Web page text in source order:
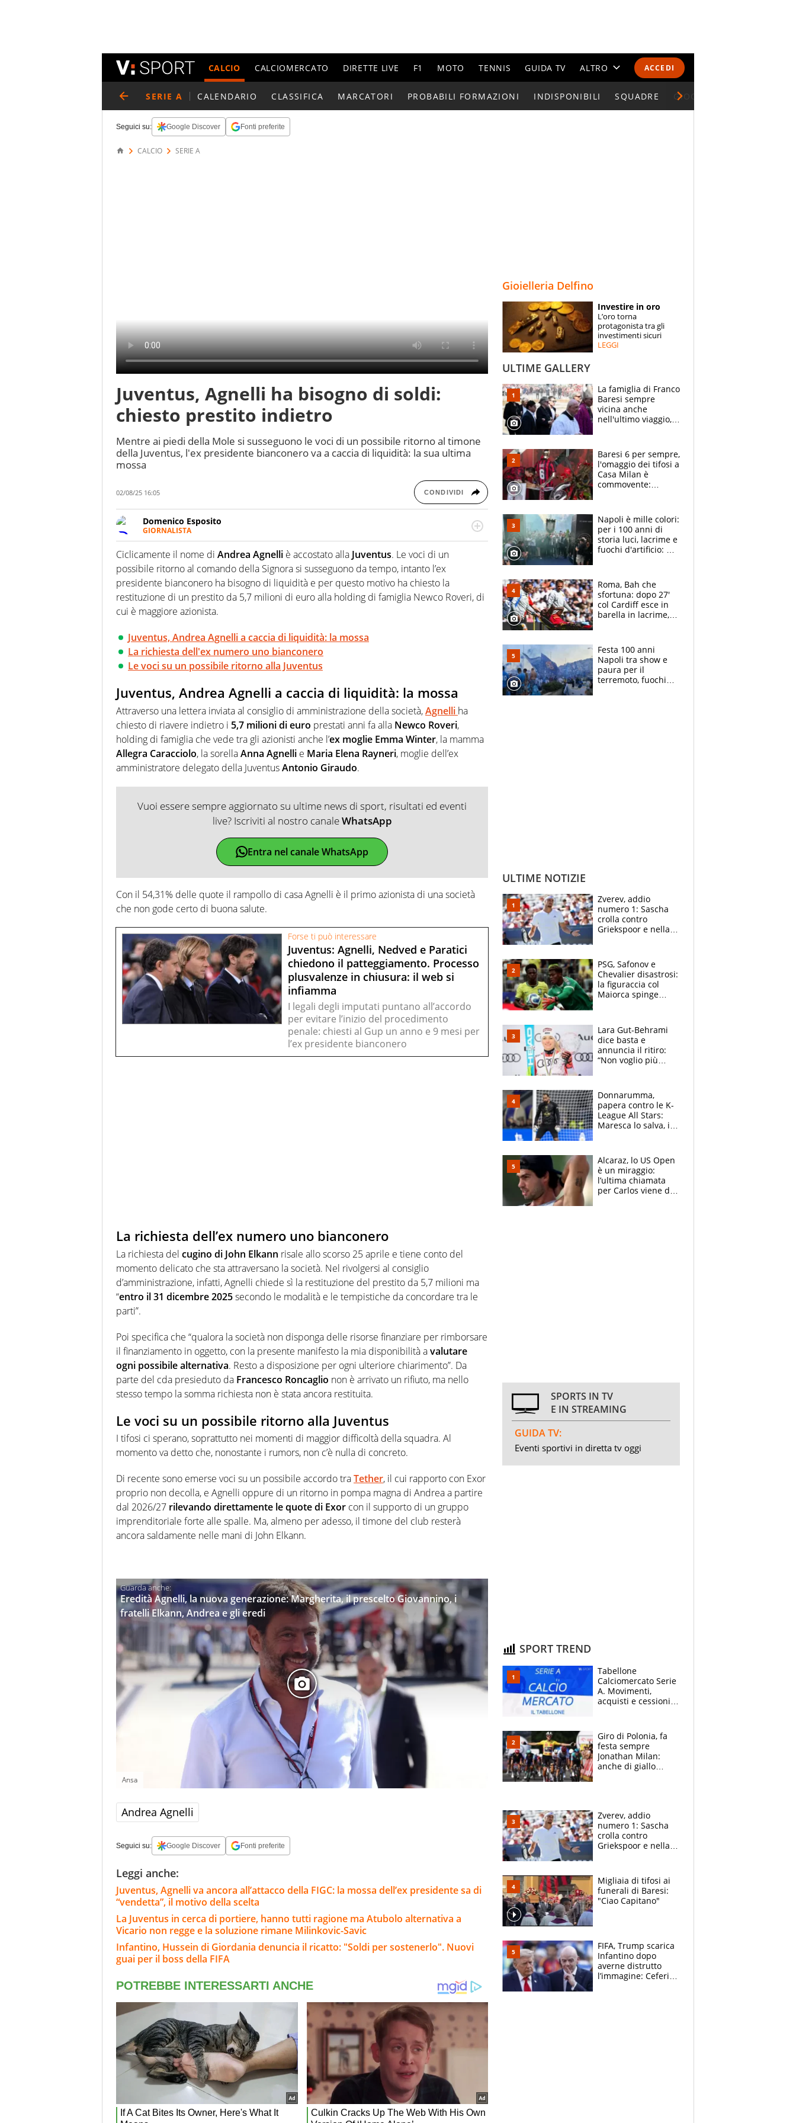
ACCEDI
CALCIO CALCIOMERCATO DIRETTE LIVE F1 MOTO TENNIS GUIDA TV ALTRO
CALENDARI E CLASSIFICHE
ESPERTI
CONTATTI
SERIE A CALENDARIO CLASSIFICA MARCATORI PROBABILI FORMAZIONI INDISPONIBILI SQUADRE GIOCATORI SERIE A
Seguici su: Google Discover Fonti preferite
CALCIO SERIE A
Juventus, Agnelli ha bisogno di soldi:
chiesto prestito indietro
Mentre ai piedi della Mole si susseguono le voci di un possibile ritorno al timone
della Juventus, l'ex presidente bianconero va a caccia di liquidità: la sua ultima
mossa
02/08/25 16:05 CONDIVIDI
Domenico Esposito
GIORNALISTA
Da vent’anni in campo e sul campo per vivere ogni evento in tutte le sue sfaccettature.
Passione smisurata per il calcio e per la sfera di cuoio. Il pallone è una cosa serissima,
guai a dirgli di no
Ciclicamente il nome di Andrea Agnelli è accostato alla Juventus. Le voci di un
possibile ritorno al comando della Signora si susseguono da tempo, intanto l’ex
presidente bianconero ha bisogno di liquidità e per questo motivo ha chiesto la
restituzione di un prestito da 5,7 milioni di euro alla holding di famiglia Newco Roveri, di
cui è maggiore azionista.
Juventus, Andrea Agnelli a caccia di liquidità: la mossa
La richiesta dell'ex numero uno bianconero
Le voci su un possibile ritorno alla Juventus
Juventus, Andrea Agnelli a caccia di liquidità: la mossa
Attraverso una lettera inviata al consiglio di amministrazione della società,Agnelli ha
chiesto di riavere indietro i 5,7 milioni di euro prestati anni fa alla Newco Roveri,
holding di famiglia che vede tra gli azionisti anche l’ex moglie Emma Winter, la mamma
Allegra Caracciolo, la sorellaAnna Agnelli e Maria Elena Rayneri, moglie dell’ex
amministratore delegato della JuventusAntonio Giraudo.
Vuoi essere sempre aggiornato su ultime news di sport, risultati ed eventi
live? Iscriviti al nostro canaleWhatsApp
Entra nel canale WhatsApp
Con il 54,31% delle quote il rampollo di casa Agnelli è il primo azionista di una società
che non gode certo di buona salute.
Forse ti può interessare
Juventus: Agnelli, Nedved e Paratici
chiedono il patteggiamento. Processo
plusvalenze in chiusura: il web si
infiamma
I legali degli imputati puntano all’accordo
per evitare l’inizio del procedimento
penale: chiesti al Gup un anno e 9 mesi per
l’ex presidente bianconero
La richiesta dell’ex numero uno bianconero
La richiesta del cugino di John Elkann risale allo scorso 25 aprile e tiene conto del
momento delicato che sta attraversano la società. Nel rivolgersi al consiglio
d’amministrazione, infatti, Agnelli chiede sì la restituzione del prestito da 5,7 milioni ma
“entro il 31 dicembre 2025secondo le modalità e le tempistiche da concordare tra le
parti”.
Poi specifica che “qualora la società non disponga delle risorse finanziare per rimborsare
il finanziamento in oggetto, con la presente manifesto la mia disponibilità avalutare
ogni possibile alternativa. Resto a disposizione per ogni ulteriore chiarimento”. Da
parte del cda presieduto da Francesco Roncaglio non è arrivato un rifiuto, ma nello
stesso tempo la somma richiesta non è stata ancora restituita.
Le voci su un possibile ritorno alla Juventus
I tifosi ci sperano, soprattutto nei momenti di maggior difficoltà della squadra. Al
momento va detto che, nonostante i rumors, non c’è nulla di concreto.
Di recente sono emerse voci su un possibile accordo traTether, il cui rapporto con Exor
proprio non decolla, e Agnelli oppure di un ritorno in pompa magna di Andrea a partire
dal 2026/27 rilevando direttamente le quote di Exor con il supporto di un gruppo
imprenditoriale forte alle spalle. Ma, almeno per adesso, il timone del club resterà
ancora saldamente nelle mani di John Elkann.
Eredità Agnelli, la nuova generazione: Margherita, il prescelto Giovannino, i
fratelli Elkann, Andrea e gli eredi
Ansa
Andrea Agnelli
Seguici su: Google Discover Fonti preferite
Leggi anche:
Juventus, Agnelli va ancora all’attacco della FIGC: la mossa dell’ex presidente sa di
“vendetta”, il motivo della scelta
La Juventus in cerca di portiere, hanno tutti ragione ma Atubolo alternativa a
Vicario non regge e la soluzione rimane Milinkovic-Savic
Infantino, Hussein di Giordania denuncia il ricatto: "Soldi per sostenerlo". Nuovi
guai per il boss della FIFA
Gioielleria Delfino
Investire in oro
L’oro torna
protagonista tra gli
investimenti sicuri
LEGGI
ULTIME GALLERY
La famiglia di Franco
Baresi sempre
vicina anche
nell'ultimo viaggio,
circondati
dall'affetto dei tifosi
Baresi 6 per sempre,
l'omaggio dei tifosi a
Casa Milan è
commovente:
bigliettini
Napoli è mille colori:
per i 100 anni di
storia luci, lacrime e
fuochi d'artificio: De
Roma, Bah che
sfortuna: dopo 27'
col Cardiff esce in
barella in lacrime,
prendono 3 gol in
45'
Festa 100 anni
Napoli tra show e
paura per il
terremoto, fuochi
ULTIME NOTIZIE
Zverev, addio
numero 1: Sascha
crolla contro
Griekspoor e nella
terzo. Quanti malori
a Montreal
PSG, Safonov e
Chevalier disastrosi:
la figuraccia col
Maiorca spinge
rischio beffa
Lara Gut-Behrami
dice basta e
annuncia il ritiro:
“Non voglio più
Brignone
Donnarumma,
papera contro le K-
League All Stars:
Maresca lo salva, i
Alcaraz, lo US Open
è un miraggio:
l’ultima chiamata
per Carlos viene da
SPORTS IN TV
E IN STREAMING
GUIDA TV:
Eventi sportivi in diretta tv oggi
SPORT TREND
Tabellone
Calciomercato Serie
A. Movimenti,
acquisti e cessioni:
Giro di Polonia, fa
festa sempre
Jonathan Milan:
anche di giallo
Zverev, addio
numero 1: Sascha
crolla contro
Griekspoor e nella
terzo. Quanti malori
a Montreal
Migliaia di tifosi ai
funerali di Baresi:
"Ciao Capitano"
FIFA, Trump scarica
Infantino dopo
averne distrutto
l’immagine: Ceferin